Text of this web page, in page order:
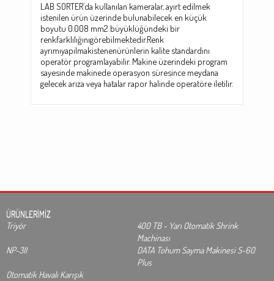
LAB SORTER’da kullanılan kameralar, ayırt edilmek
istenilen ürün üzerinde bulunabilecek en küçük
boyutu 0.008 mm2 büyüklüğündeki bir
renkfarklılığınıgörebilmektedir.Renk
ayrımıyapılmakistenenürünlerin kalite standardını
operatör programlayabilir. Makine üzerindeki program
sayesinde makinede operasyon süresince meydana
gelecek arıza veya hatalar rapor halinde operatöre iletilir.
ÜRÜNLERİMİZ
Triyör
400 TB - Yarı Otomatik Shrink
Machinası
NP-3II
DATA Tohum Sayma Makinesi S-60
Plus
Otomatik Havalı Karışık